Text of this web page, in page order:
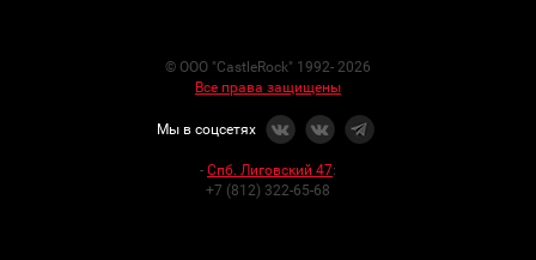
© ООО "CastleRock" 1992- 2026
Все права защищены
Мы в соцсетях
- Спб. Лиговский 47:
+7 (812) 322-65-68